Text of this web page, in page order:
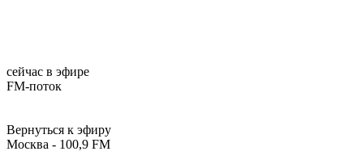
сейчас в эфире
FM-поток
Вернуться к эфиру
Москва - 100,9 FM